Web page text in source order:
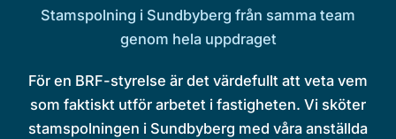
Stamspolning i Sundbyberg från samma team
genom hela uppdraget
För en BRF-styrelse är det värdefullt att veta vem
som faktiskt utför arbetet i fastigheten. Vi sköter
stamspolningen i Sundbyberg med våra anställda